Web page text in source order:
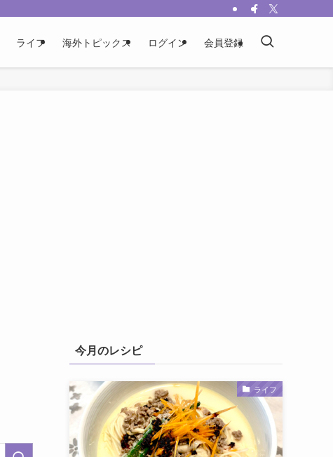
ライフ 海外トピックス ログイン 会員登録
今月のレシピ
ライフ